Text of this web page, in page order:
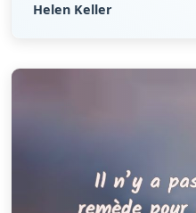
Helen Keller